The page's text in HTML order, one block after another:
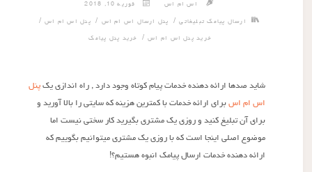
اس ام اس فوریه 10, 2018
ارسال پیامک تبلیغاتی/ پنل ارسال اس ام اس/ پنل اس ام اس /
خرید پنل اس ام اس / خرید پنل پیامک
شاید صدها ارائه دهنده خدمات پیام کوتاه وجود دارد , راه اندازی یکپنل
اس ام اسبرای ارائه خدمات با کمترین هزینه که سایتی را بالا آورید و
برای آن تبلیغ کنید و روزی یک مشتری بگیرید کار سختی نیست اما
موضوع اصلی اینجا است که با روزی یک مشتری میتوانیم بگوییم که
ارائه دهنده خدمات ارسال پیامک انبوه هستیم؟!